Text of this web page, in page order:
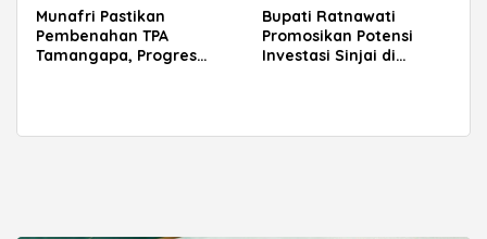
Munafri Pastikan
Pembenahan TPA
Tamangapa, Progres
Bupati Ratnawati
Promosikan Potensi
Investasi Sinjai di